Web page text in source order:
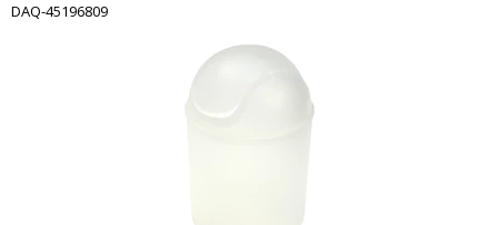
DAQ-45196809